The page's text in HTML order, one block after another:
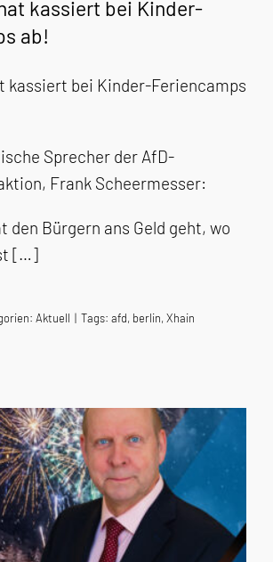
kassiert bei Kinder-
ab!
kassiert bei Kinder-Feriencamps
Sprecher der AfD-
Frank Scheermesser:
den Bürgern ans Geld geht, wo
[…]
Aktuell | Tags: afd, berlin,Xhain